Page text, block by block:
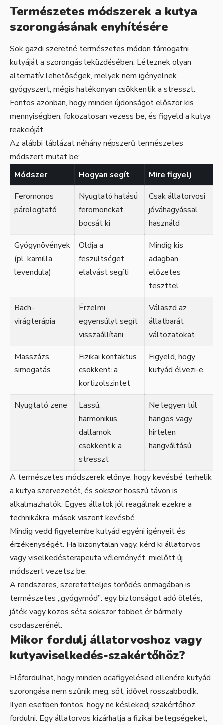
Természetes módszerek a kutya
szorongásának enyhítésére
Sok gazdi szeretné természetes módon támogatni
kutyáját a szorongás leküzdésében. Léteznek olyan
alternatív lehetőségek, melyek nem igényelnek
gyógyszert, mégis hatékonyan csökkentik a stresszt.
Fontos azonban, hogy minden újdonságot először kis
mennyiségben, fokozatosan vezess be, és figyeld a kutya
reakcióját.
Az alábbi táblázat néhány népszerű természetes
módszert mutat be:
Módszer
Hogyan segít
Mire figyelj
Feromonos
párologtató
Nyugtató hatású
feromonokat
bocsát ki
Csak állatorvosi
jóváhagyással
használd
Gyógynövények
(pl. kamilla,
levendula)
Oldja a
feszültséget,
elalvást segíti
Mindig kis
adagban,
előzetes
teszttel
Bach-
virágterápia
Érzelmi
egyensúlyt segít
visszaállítani
Válaszd az
állatbarát
változatokat
Masszázs,
simogatás
Fizikai kontaktus
csökkenti a
kortizolszintet
Figyeld, hogy
kutyád élvezi-e
Nyugtató zene
Lassú,
harmonikus
dallamok
csökkentik a
stresszt
Ne legyen túl
hangos vagy
hirtelen
hangváltású
A természetes módszerek előnye, hogy kevésbé terhelik
a kutya szervezetét, és sokszor hosszú távon is
alkalmazhatók. Egyes állatok jól reagálnak ezekre a
technikákra, mások viszont kevésbé.
Mindig vedd figyelembe kutyád egyéni igényeit és
érzékenységét. Ha bizonytalan vagy, kérd ki állatorvos
vagy viselkedésterapeuta véleményét, mielőtt új
módszert vezetsz be.
A rendszeres, szeretetteljes törődés önmagában is
természetes „gyógymód”: egy biztonságot adó ölelés,
játék vagy közös séta sokszor többet ér bármely
csodaszerénél.
Mikor fordulj állatorvoshoz vagy
kutyaviselkedés-szakértőhöz?
Előfordulhat, hogy minden odafigyelésed ellenére kutyád
szorongása nem szűnik meg, sőt, idővel rosszabbodik.
Ilyen esetben fontos, hogy ne késlekedj szakértőhöz
fordulni. Egy állatorvos kizárhatja a fizikai betegségeket,